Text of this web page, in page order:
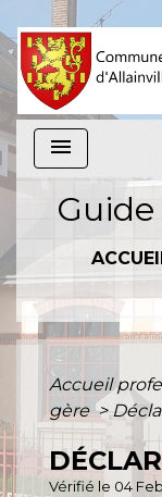
menu
Accueil
gère>
Vérifié le 04